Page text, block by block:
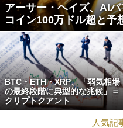
アーサー・ヘイズ、AI
コイン100万ドル超と予
BTC・ETH・XRP、「弱気相場
の最終段階に典型的な兆候」＝
クリプトクアント
人気記